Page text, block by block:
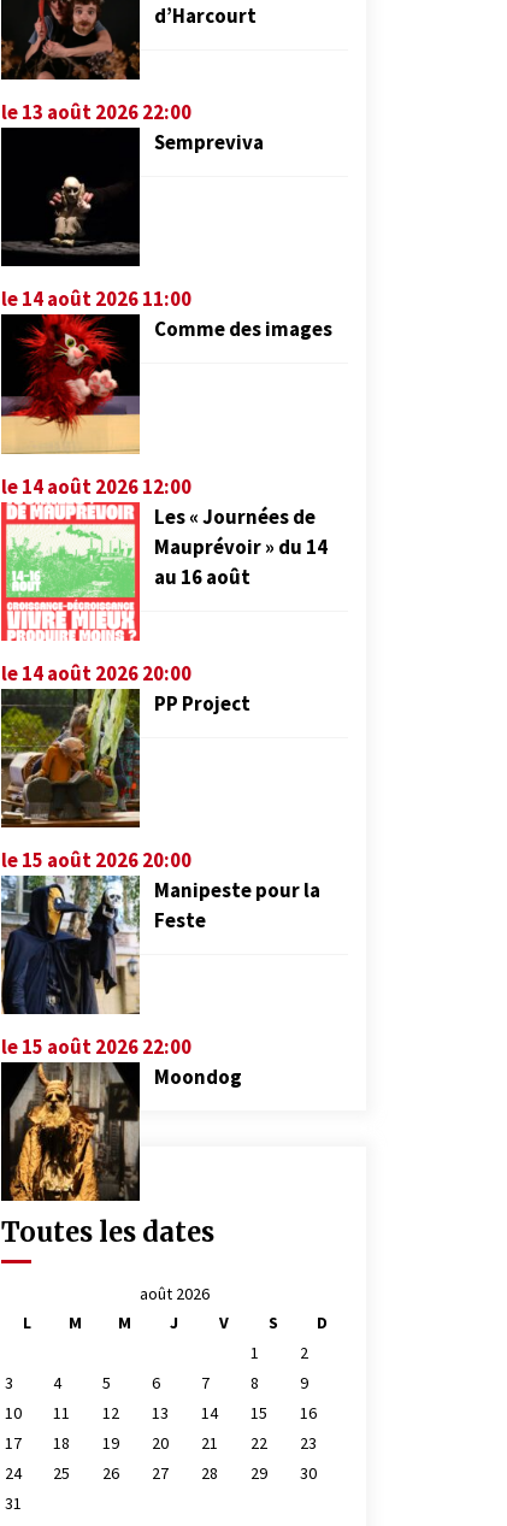
d’Harcourt
le 13 août 2026 22:00
Sempreviva
le 14 août 2026 11:00
Comme des images
le 14 août 2026 12:00
Les « Journées de
Mauprévoir » du 14
au 16 août
le 14 août 2026 20:00
PP Project
le 15 août 2026 20:00
Manipeste pour la
Feste
le 15 août 2026 22:00
Moondog
Toutes les dates
août 2026
L
M M J V S
D
1
2
3
4 5 6 7 8
9
10
11 12 13 14 15
16
17
18 19 20 21 22
23
24
25 26 27 28 29
30
31